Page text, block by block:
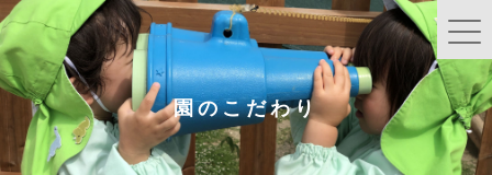
園のこだわり